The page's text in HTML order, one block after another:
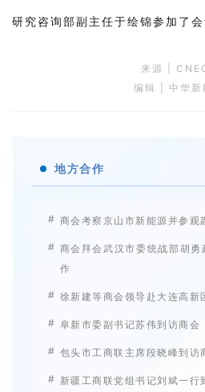
研究咨询部副主任于绘锦参加了会
来源 |
编辑 | 中华新
地方合作
# 商会考察京山市新能源并参观
# 商会拜会武汉市委统战部胡
作
# 徐新建等商会领导赴大连高新
# 阜新市委副书记苏伟到访商会
# 包头市工商联主席段晓峰到访
# 新疆工商联党组书记刘斌一行